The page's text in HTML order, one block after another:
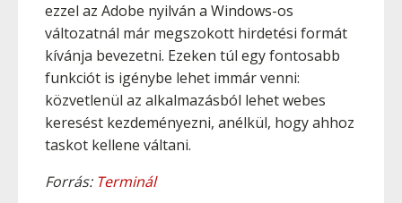
ezzel az Adobe nyilván a Windows-os
változatnál már megszokott hirdetési formát
kívánja bevezetni. Ezeken túl egy fontosabb
funkciót is igénybe lehet immár venni:
közvetlenül az alkalmazásból lehet webes
keresést kezdeményezni, anélkül, hogy ahhoz
taskot kellene váltani.
Forrás: Terminál